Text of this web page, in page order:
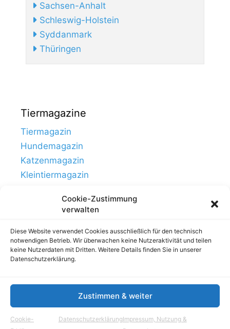
Cookie-Zustimmung
verwalten
Diese Website verwendet Cookies ausschließlich für den technisch
notwendigen Betrieb. Wir überwachen keine Nutzeraktivität und teilen
keine Nutzerdaten mit Dritten. Weitere Details finden Sie in unserer
Datenschutzerklärung.
Zustimmen & weiter
Cookie-
DatenschutzerklärungImpressum, Nutzung &
Sachsen-Anhalt
Schleswig-Holstein
Syddanmark
Thüringen
Tiermagazine
Tiermagazin
Hundemagazin
Katzenmagazin
Kleintiermagazin